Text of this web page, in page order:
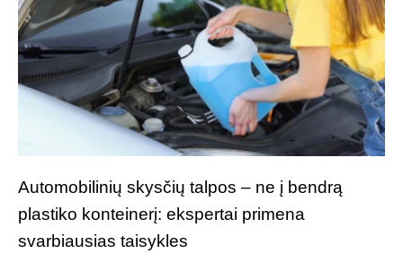
Automobilinių skysčių talpos – ne į bendrą
plastiko konteinerį: ekspertai primena
svarbiausias taisykles